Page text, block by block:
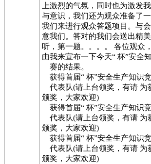
上激烈的气氛，同时也为激发
与意识，我们还为观众准备了
我们来进行观众答题项目。与
意我们。答对的我们会送出精
听，第一题。。。。 各位观众
由我来宣布一下今天“ 杯”安全
赛的结果。
获得首届“ 杯”安全生产知识
代表队(请上台领奖，有请 为
颁奖，大家欢迎)
获得首届“ 杯”安全生产知识
代表队(请上台领奖，有请 为
颁奖，大家欢迎)
获得首届“ 杯”安全生产知识
代表队(请上台领奖，有请 为
颁奖，大家欢迎)